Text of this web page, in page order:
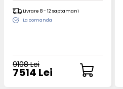
Livrare 8 - 12 saptamani
La comanda
9108 Lei
7514 Lei